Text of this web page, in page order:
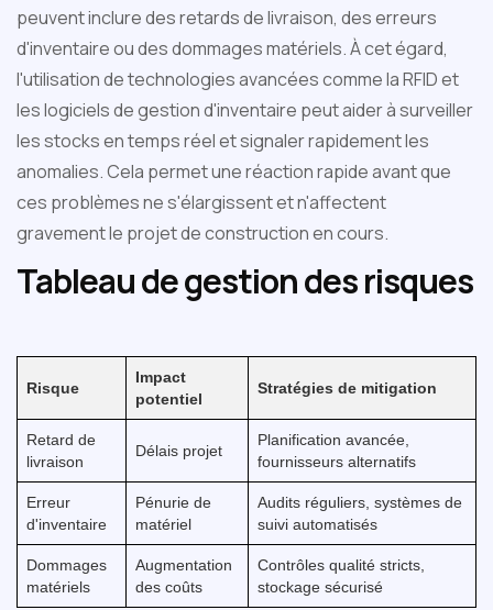
peuvent inclure des retards de livraison, des erreurs
d'inventaire ou des dommages matériels. À cet égard,
l'utilisation de technologies avancées comme la RFID et
les logiciels de gestion d'inventaire peut aider à surveiller
les stocks en temps réel et signaler rapidement les
anomalies. Cela permet une réaction rapide avant que
ces problèmes ne s'élargissent et n'affectent
gravement le projet de construction en cours.
Tableau de gestion des risques
Risque
Impact
potentiel
Stratégies de mitigation
Retard de
livraison
Délais projet
Planification avancée,
fournisseurs alternatifs
Erreur
d'inventaire
Pénurie de
matériel
Audits réguliers, systèmes de
suivi automatisés
Dommages
matériels
Augmentation
des coûts
Contrôles qualité stricts,
stockage sécurisé